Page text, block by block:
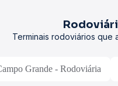
Terminais rodoviários que
Grande - Rodoviária